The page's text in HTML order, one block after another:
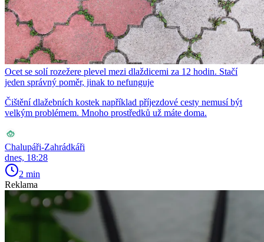
Ocet se solí rozežere plevel mezi dlaždicemi za 12 hodin. Stačí
jeden správný poměr, jinak to nefunguje
Čištění dlažebních kostek například příjezdové cesty nemusí být
velkým problémem. Mnoho prostředků už máte doma.
Chalupáři-Zahrádkáři
dnes, 18:28
2 min
Reklama